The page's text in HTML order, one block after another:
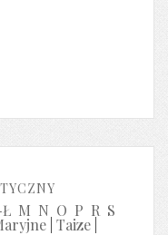
M N O P R S
Taize